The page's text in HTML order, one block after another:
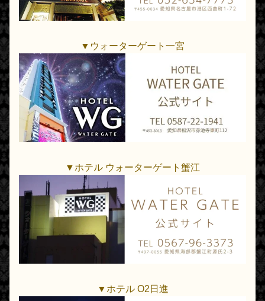
▼ウォーターゲート一宮
▼ホテル ウォーターゲート蟹江
▼ホテル O2日進